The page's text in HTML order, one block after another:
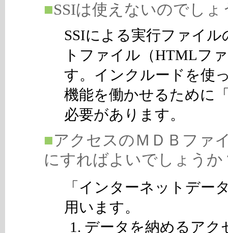
■SSIは使えないのでしょ
SSIによる実行ファイ
トファイル（HTMLフ
す。インクルードを使
機能を働かせるために
必要があります。
■アクセスのＭＤＢファ
にすればよいでしょうか
「インターネットデー
用います。
データを納めるアク